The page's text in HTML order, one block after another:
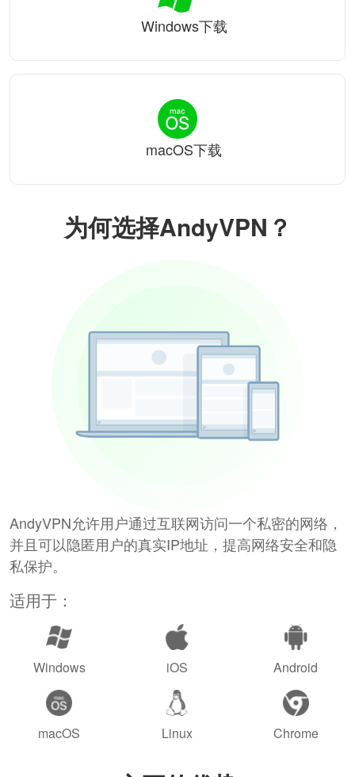
为何选择AndyVPN？
AndyVPN允许用户通过互联网访问一个私密的网络，
并且可以隐匿用户的真实IP地址，提高网络安全和隐
私保护。
适用于：
Windows iOS Android
macOS Linux Chrome
Windows下载
macOS下载